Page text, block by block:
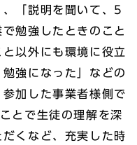
「説明を聞いて、5
勉強したときのこと
以外にも環境に役立
強になった」などの
加した事業者様側で
とで生徒の理解を深
くなど、充実した時